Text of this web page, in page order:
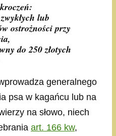
lub
ostrożności przy
do 250 złotych
generalnego
psa w kagańcu lub na
na słowo, niech
art. 166 kw,